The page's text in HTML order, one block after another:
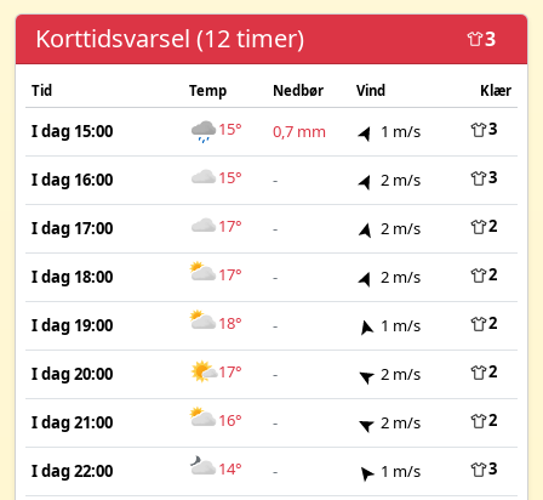
Korttidsvarsel (12 timer) 3
Tid Temp Nedbør Vind Klær
I dag 15:00 15° 0,7 mm 1 m/s 3
I dag 16:00 15° - 2 m/s 3
I dag 17:00 17° - 2 m/s 2
I dag 18:00 17° - 2 m/s 2
I dag 19:00 18° - 1 m/s 2
I dag 20:00 17° - 2 m/s 2
I dag 21:00 16° - 2 m/s 2
I dag 22:00 14° - 1 m/s 3